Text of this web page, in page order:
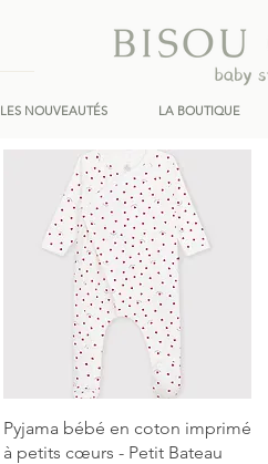
LES NOUVEAUTÉS LA BOUTIQUE
Aperçu rapide
Pyjama bébé en coton imprimé
à petits cœurs - Petit Bateau